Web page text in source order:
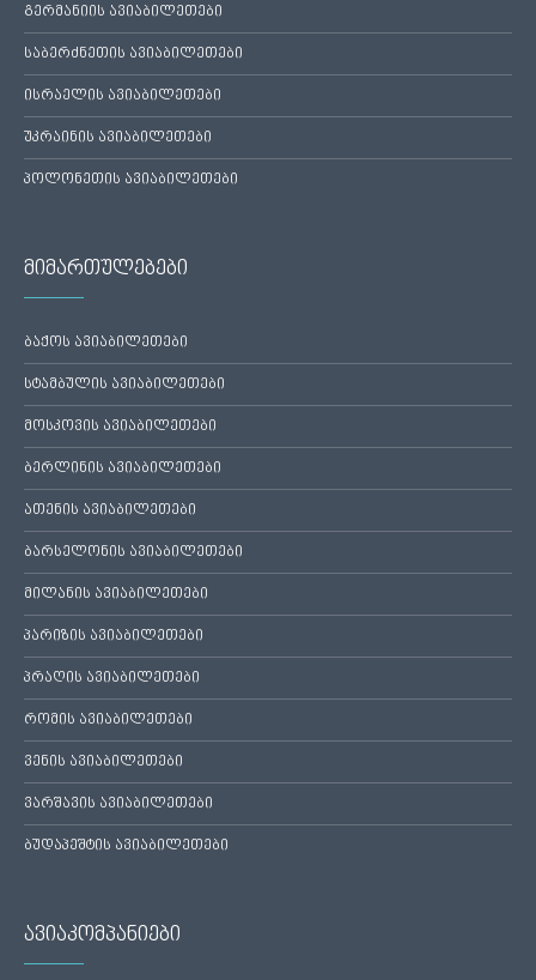
გერმანიის ავიაბილეთები
საბერძნეთის ავიაბილეთები
ისრაელის ავიაბილეთები
უკრაინის ავიაბილეთები
პოლონეთის ავიაბილეთები
მიმართულებები
ბაქოს ავიაბილეთები
სტამბულის ავიაბილეთები
მოსკოვის ავიაბილეთები
ბერლინის ავიაბილეთები
ათენის ავიაბილეთები
ბარსელონის ავიაბილეთები
მილანის ავიაბილეთები
პარიზის ავიაბილეთები
პრაღის ავიაბილეთები
რომის ავიაბილეთები
ვენის ავიაბილეთები
ვარშავის ავიაბილეთები
ბუდაპეშტის ავიაბილეთები
ავიაკომპანიები